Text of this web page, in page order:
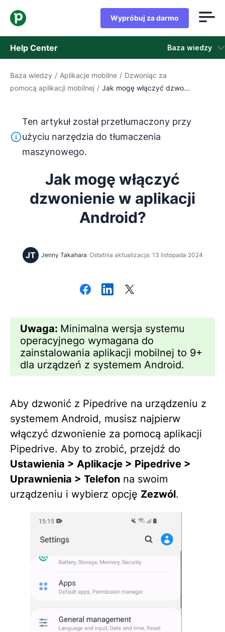
Wypróbuj za darmo
Help Center Baza wiedzy
Baza wiedzy
Skontaktuj się z obsługą klienta
Baza wiedzy / Aplikacje mobilne / Dzwoniąc za
pomocą aplikacji mobilnej / Jak mogę włączyć dzwo...
Ten tekst został przetłumaczony z języka
Ten artykuł został przetłumaczony przy
użyciu narzędzia do tłumaczenia
maszynowego.
Jak mogę włączyć
dzwonienie w aplikacji
Android?
JT Jenny Takahara Ostatnia aktualizacja: 13 listopada 2024
Uwaga: Minimalna wersja systemu
operacyjnego wymagana do
zainstalowania aplikacji mobilnej to 9+
dla urządzeń z systemem Android.
Aby dzwonić z Pipedrive na urządzeniu z
systemem Android, musisz najpierw
włączyć dzwonienie za pomocą aplikacji
Pipedrive. Aby to zrobić, przejdź do
Ustawienia > Aplikacje > Pipedrive >
Uprawnienia > Telefon na swoim
urządzeniu i wybierz opcję Zezwól.